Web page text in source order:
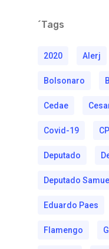
´Tags
2020 Alerj
Bolsonaro
Cedae
Covid-19 CPI
Deputado
Deputado
Eduardo Paes
Flamengo